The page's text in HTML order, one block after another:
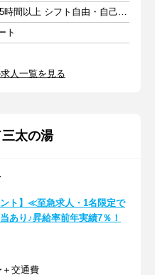
週2日以上 1日5.5時間以上 シフト自由・自己申告
ト
人一覧を見る
太の湯
ント】≪至急求人・1名限定で
あり♪昇給率前年実績7％！
＋交通費